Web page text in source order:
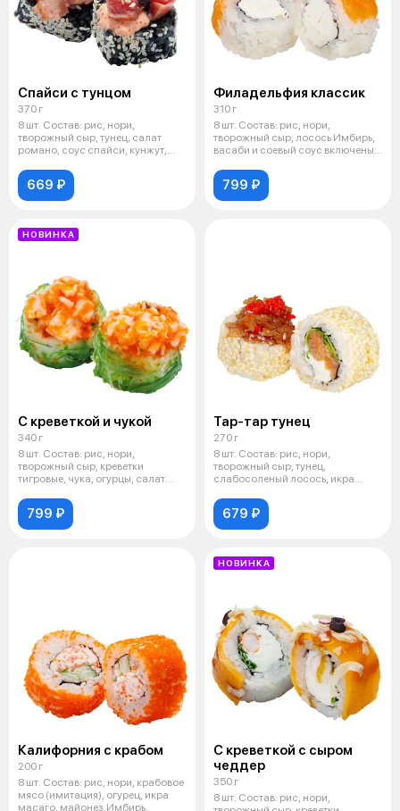
Спайси с тунцом
370 г
8 шт. Состав: рис, нори,
творожный сыр, тунец, салат
романо, соус спайси, кунжут,
669 ₽
Филадельфия классик
310 г
8 шт. Состав: рис, нори,
творожный сыр, лосось Имбирь,
васаби и соевый соус включены в
799 ₽
НОВИНКА
С креветкой и чукой
340 г
8 шт. Состав: рис, нори,
творожный сыр, креветки
тигровые, чука, огурцы, салат
799 ₽
Тар-тар тунец
270 г
8 шт. Состав: рис, нори,
творожный сыр, тунец,
слабосоленый лосось, икра
679 ₽
Калифорния с крабом
200 г
8 шт. Состав: рис, нори, крабовое
мясо (имитация), огурец, икра
масаго, майонез. Имбирь,
НОВИНКА
С креветкой с сыром
чеддер
350 г
8 шт. Состав: рис, нори,